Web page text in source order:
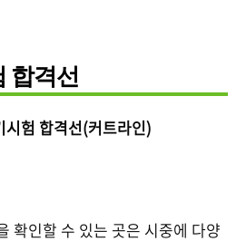
합격선
험 합격선(커트라인)
확인할 수 있는 곳은 시중에 다양